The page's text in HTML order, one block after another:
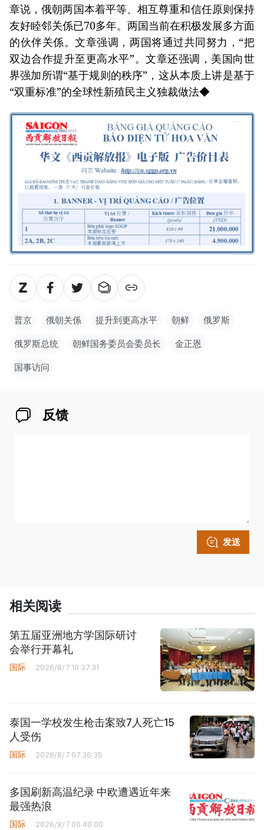
章说，俄朝两国本着平等、相互尊重和信任原则保持
友好睦邻关係已70多年。两国当前在积极发展多方面
的伙伴关係。文章强调，两国将通过共同努力，“把
双边合作提升至更高水平”。文章还强调，美国向世
界强加所谓“基于规则的秩序”，这从本质上讲是基于
“双重标准”的全球性新殖民主义独裁做法◆
普京 俄朝关係 提升到更高水平 朝鲜 俄罗斯
俄罗斯总统 朝鲜国务委员会委员长 金正恩
国事访问
反馈
发送
相关阅读
第五届亚洲地方学国际研讨
会举行开幕礼
国际 2026/8/7 10:37:31
泰国一学校发生枪击案致7人死亡15
人受伤
国际 2026/8/7 07:36:35
多国刷新高温纪录 中欧遭遇近年来
最强热浪
国际 2026/8/7 06:40:00